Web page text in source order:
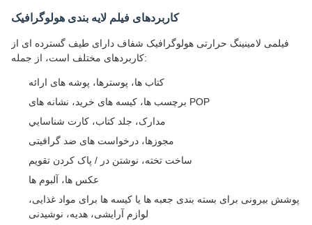
کاربردهای فیلم لایه بندی هولوگرافیک
فیلمی لامینینگ حرارتی هولوگرافیک شفاف دارای طیف گسترده ای از
کاربردهای مختلف است، از جمله:
کتاب ها، پوسترها، پوشه های ارائه
برچسب ها، کیسه های خرید، نشانه های POP
مدارک، جلد کتاب، کارت شناسايي
مجوزها، درخواست های ضد گرافیتی
ساخت تخته، نوشتن در / پاک کردن تقویم
عکس ها، آلبوم ها
پوشش بیرونی برای بسته بندی جعبه ها یا کیسه ها برای مواد غذایی،
لوازم آرایشی، هدیه، نوشیدنی